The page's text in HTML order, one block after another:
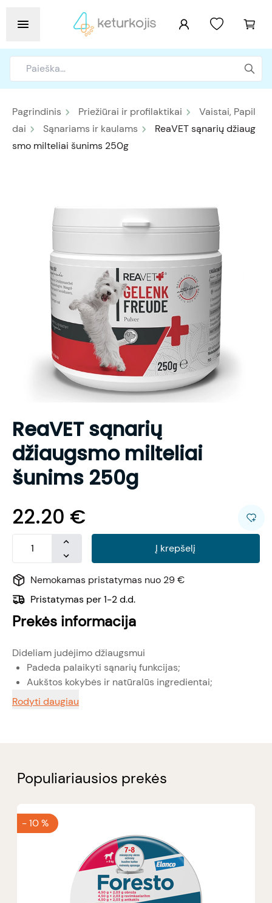
Pagrindinis Priežiūrai ir profilaktikai
Vaistai, Papil
dai
Sąnariams ir kaulams
ReaVET sąnarių džiaug
smo milteliai šunims 250g
ReaVET sąnarių
džiaugsmo milteliai
šunims 250g
22.20 €
Į krepšelį
Nemokamas pristatymas nuo 29 €
Pristatymas per 1-2 d.d.
Prekės informacija
Dideliam judėjimo džiaugsmui
Padeda palaikyti sąnarių funkcijas;
Aukštos kokybės ir natūralūs ingredientai;
Rodyti daugiau
Populiariausios prekės
-10 %